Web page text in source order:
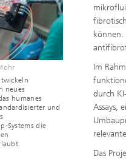
neues
humanes
und
Systems die
können.
Im
durch
Assays,
Das